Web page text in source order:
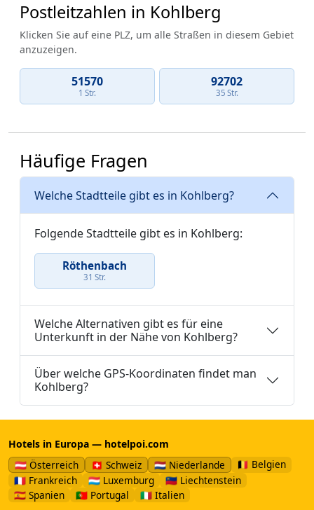
Postleitzahlen in Kohlberg
Klicken Sie auf eine PLZ, um alle Straßen in diesem Gebiet
anzuzeigen.
51570
1 Str.
92702
35 Str.
Häufige Fragen
Welche Stadtteile gibt es in Kohlberg?
Folgende Stadtteile gibt es in Kohlberg:
Röthenbach
31 Str.
Welche Alternativen gibt es für eine
Unterkunft in der Nähe von Kohlberg?
Über welche GPS-Koordinaten findet man
Kohlberg?
Hotels in Europa — hotelpoi.com
🇦🇹 Österreich
🇨🇭 Schweiz 🇳🇱 Niederlande
🇧🇪 Belgien
🇫🇷 Frankreich
🇱🇺 Luxemburg
🇱🇮 Liechtenstein
🇪🇸 Spanien
🇵🇹 Portugal 🇮🇹 Italien